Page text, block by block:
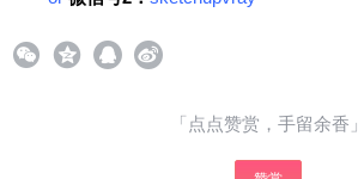
「点点赞赏，手留余香」